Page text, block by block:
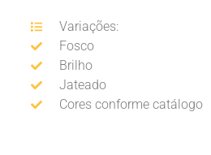
Variações:
Fosco
Brilho
Jateado
Cores conforme catálogo